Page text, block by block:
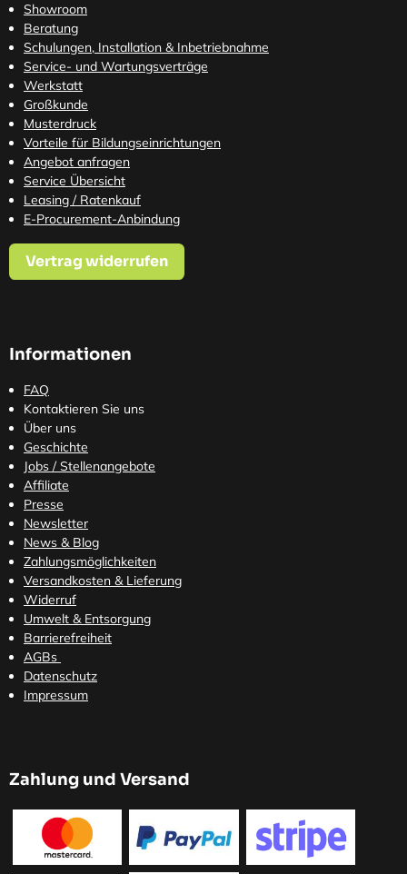
Showroom
Beratung
Schulungen, Installation & Inbetriebnahme
Service- und Wartungsverträge
Werkstatt
Großkunde
Musterdruck
Vorteile für Bildungseinrichtungen
Angebot anfragen
Service Übersicht
Leasing / Ratenkauf
E-Procurement-Anbindung
Vertrag widerrufen
Informationen
FAQ
Kontaktieren Sie uns
Über uns
Geschichte
Jobs / Stellenangebote
Affiliate
Presse
Newsletter
News & Blog
Zahlungsmöglichkeiten
Versandkosten & Lieferung
Widerruf
Umwelt & Entsorgung
Barrierefreiheit
AGBs
Datenschutz
Impressum
Zahlung und Versand